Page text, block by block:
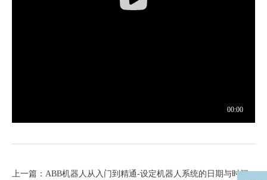
上一篇：ABB机器人从入门到精通-设定机器人系统的日期与时间